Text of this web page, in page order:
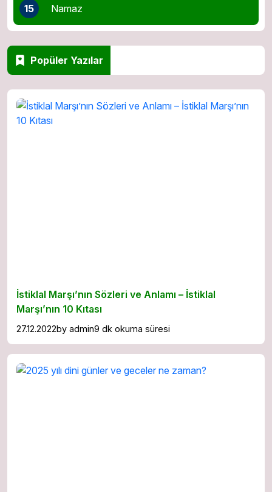
15 Namaz
Popüler Yazılar
İstiklal Marşı’nın Sözleri ve Anlamı – İstiklal
Marşı’nın 10 Kıtası
27.12.2022by admin9 dk okuma süresi